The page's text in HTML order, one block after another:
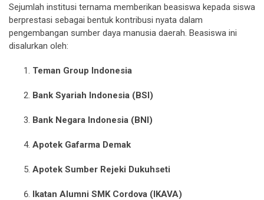
Sejumlah institusi ternama memberikan beasiswa kepada siswa
berprestasi sebagai bentuk kontribusi nyata dalam
pengembangan sumber daya manusia daerah. Beasiswa ini
disalurkan oleh:
Teman Group Indonesia
Bank Syariah Indonesia (BSI)
Bank Negara Indonesia (BNI)
Apotek Gafarma Demak
Apotek Sumber Rejeki Dukuhseti
Ikatan Alumni SMK Cordova (IKAVA)